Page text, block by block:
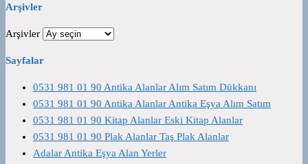
Arşivler
Arşivler
Sayfalar
0531 981 01 90 Antika Alanlar Alım Satım Dükkanı
0531 981 01 90 Antika Alanlar Antika Eşya Alım Satım
0531 981 01 90 Kitap Alanlar Eski Kitap Alanlar
0531 981 01 90 Plak Alanlar Taş Plak Alanlar
Adalar Antika Eşya Alan Yerler